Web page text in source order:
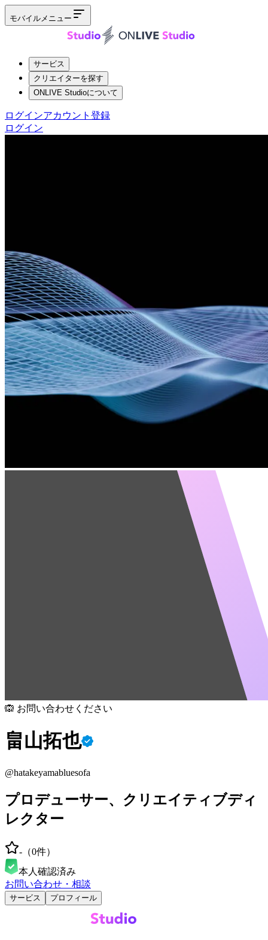
モバイルメニュー
サービス
クリエイターを探す
ONLIVE Studioについて
ログインアカウント登録
ログイン
🙉 お問い合わせください
畠山拓也
@hatakeyamabluesofa
プロデューサー、クリエイティブディ
レクター
- （0件）
本人確認済み
お問い合わせ・相談
サービス プロフィール